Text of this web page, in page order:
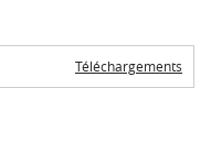
Téléchargements